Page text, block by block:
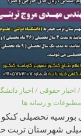
/ اخبار حقوقی / اخبار
مطبوعات و رسانه ها
بورسیه تحصیلی
شهرستان تربت